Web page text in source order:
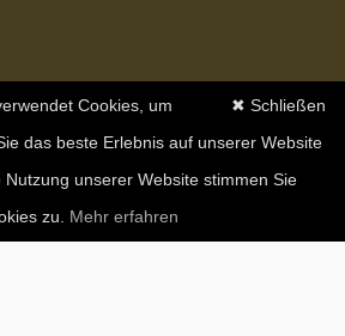
✖ Schließen
Cookies, um
das beste Erlebnis auf unserer Website
unserer Website stimmen Sie
zu. Mehr erfahren